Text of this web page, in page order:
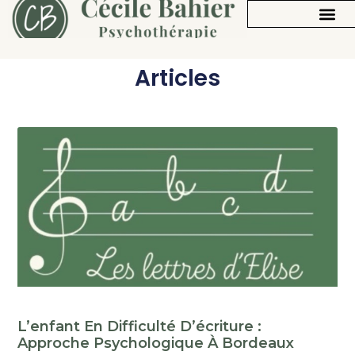
Articles
L’enfant En Difficulté D’écriture :
Approche Psychologique À Bordeaux